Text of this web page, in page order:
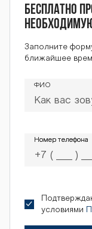
Бесплатно
Заполните
ближайшее
ФИО
Номер телефона
Номер телефона
условиями